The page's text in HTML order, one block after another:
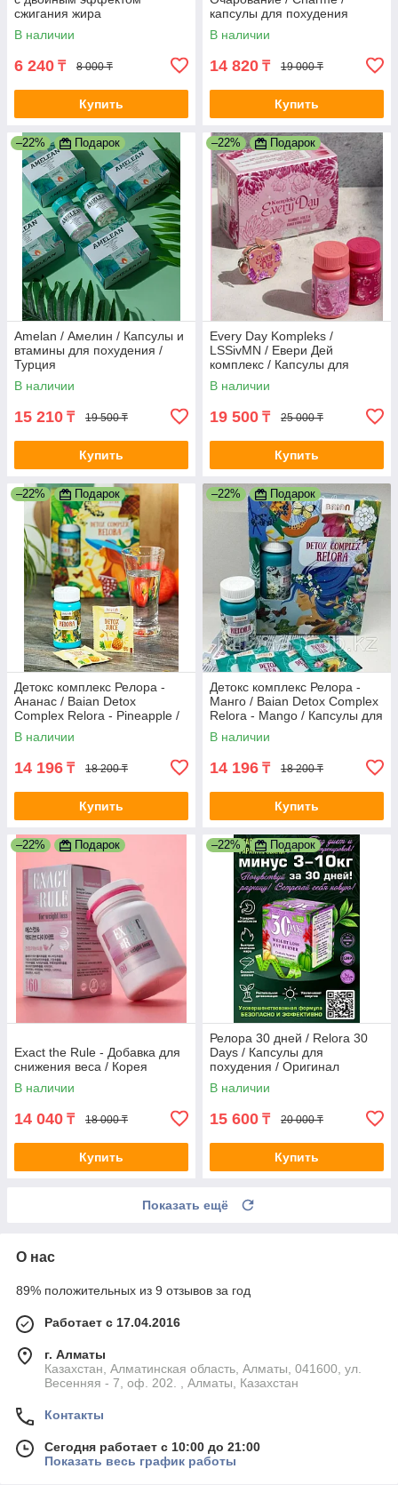
сжигания жира
В наличии
6 240 ₸ 8 000 ₸
Купить
капсулы для похудения
В наличии
14 820 ₸ 19 000 ₸
Купить
–22% Подарок
Amelan / Амелин / Капсулы и
втамины для похудения /
Турция
В наличии
15 210 ₸ 19 500 ₸
Купить
–22% Подарок
Every Day Kompleks /
LSSivMN / Евери Дей
комплекс / Капсулы для
похудения / Индонезия
В наличии
19 500 ₸ 25 000 ₸
Купить
–22% Подарок
Детокс комплекс Релора -
Ананас / Baian Detox
Complex Relora - Pineapple /
Капсулы для похудения /
Оригинал
В наличии
14 196 ₸ 18 200 ₸
Купить
–22% Подарок
Детокс комплекс Релора -
Манго / Baian Detox Complex
Relora - Mango / Капсулы для
похудения / Оригинал
В наличии
14 196 ₸ 18 200 ₸
Купить
–22% Подарок
Exact the Rule - Добавка для
снижения веса / Корея
В наличии
14 040 ₸ 18 000 ₸
Купить
–22% Подарок
Релора 30 дней / Relora 30
Days / Капсулы для
похудения / Оригинал
В наличии
15 600 ₸ 20 000 ₸
Купить
Показать ещё
О нас
89% положительных из 9 отзывов за год
Работает с 17.04.2016
г. Алматы
Казахстан, Алматинская область, Алматы, 041600, ул.
Весенняя - 7, оф. 202. , Алматы, Казахстан
Контакты
Сегодня работает с 10:00 до 21:00
Показать весь график работы